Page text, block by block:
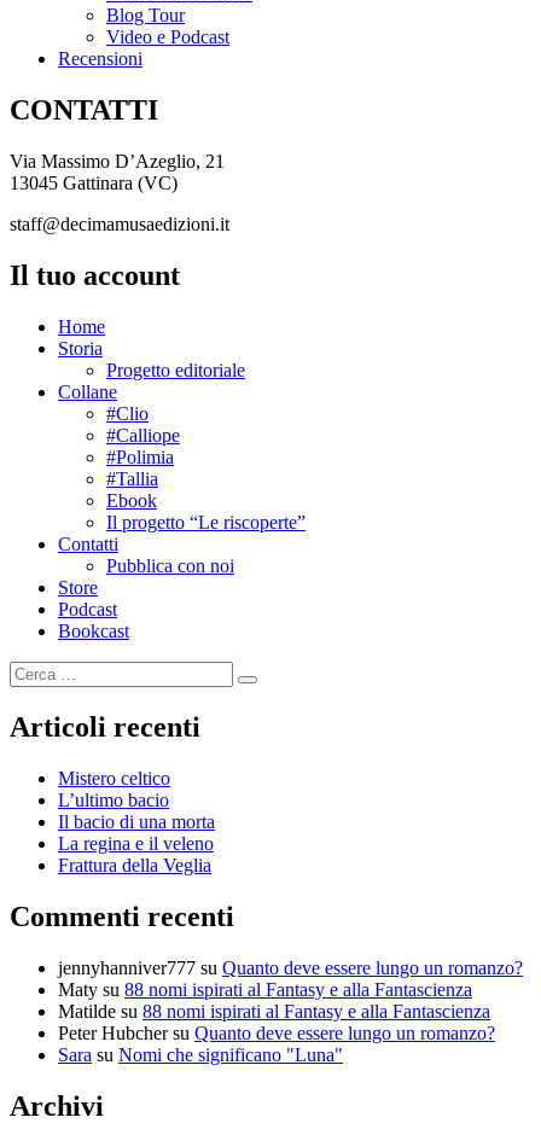
Blog Tour
Video e Podcast
Recensioni
CONTATTI
Via Massimo D’Azeglio, 21
13045 Gattinara (VC)
staff@decimamusaedizioni.it
Il tuo account
Home
Storia
Progetto editoriale
Collane
#Clio
#Calliope
#Polimia
#Tallia
Ebook
Il progetto “Le riscoperte”
Contatti
Pubblica con noi
Store
Podcast
Bookcast
Cerca:
Cerca
Articoli recenti
Mistero celtico
L’ultimo bacio
Il bacio di una morta
La regina e il veleno
Frattura della Veglia
Commenti recenti
jennyhanniver777 su Quanto deve essere lungo un romanzo?
Maty su 88 nomi ispirati al Fantasy e alla Fantascienza
Matilde su 88 nomi ispirati al Fantasy e alla Fantascienza
Peter Hubchersu Quanto deve essere lungo un romanzo?
Sara su Nomi che significano "Luna"
Archivi